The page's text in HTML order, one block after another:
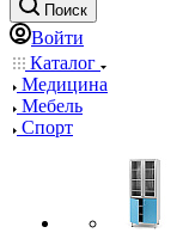
Поиск
Войти
Каталог
Медицина
Мебель
Спорт